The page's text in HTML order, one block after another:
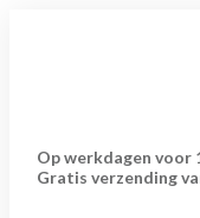
Op werkdagen voor
Gratis verzending